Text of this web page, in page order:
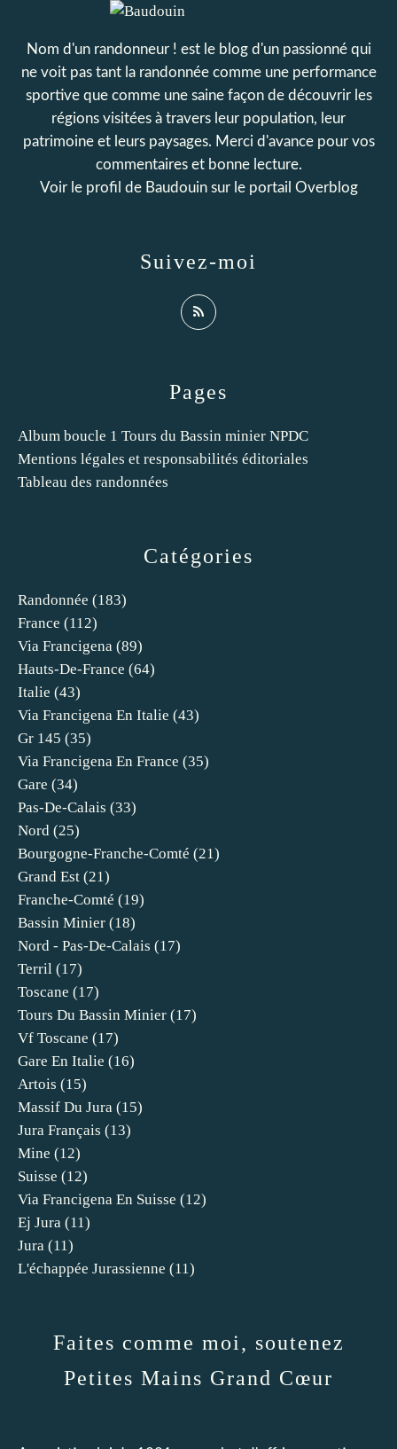
Catégories
Randonnée (183)
France (112)
Via Francigena (89)
Hauts-De-France (64)
Italie (43)
Via Francigena En Italie (43)
Gr 145 (35)
Via Francigena En France (35)
Gare (34)
Pas-De-Calais (33)
Nord (25)
Bourgogne-Franche-Comté (21)
Grand Est (21)
Franche-Comté (19)
Bassin Minier (18)
Nord - Pas-De-Calais (17)
Terril (17)
Toscane (17)
Tours Du Bassin Minier (17)
Vf Toscane (17)
Gare En Italie (16)
Artois (15)
Massif Du Jura (15)
Jura Français (13)
Mine (12)
Suisse (12)
Via Francigena En Suisse (12)
Ej Jura (11)
Jura (11)
L'échappée Jurassienne (11)
Pages
Album boucle 1 Tours du Bassin minier NPDC
Mentions légales et responsabilités éditoriales
Tableau des randonnées
Suivez-moi
Nom d'un randonneur ! est le blog d'un passionné qui
ne voit pas tant la randonnée comme une performance
sportive que comme une saine façon de découvrir les
régions visitées à travers leur population, leur
patrimoine et leurs paysages. Merci d'avance pour vos
commentaires et bonne lecture.
Voir le profil de Baudouinsur le portail Overblog
Faites comme moi, soutenez
Petites Mains Grand Cœur